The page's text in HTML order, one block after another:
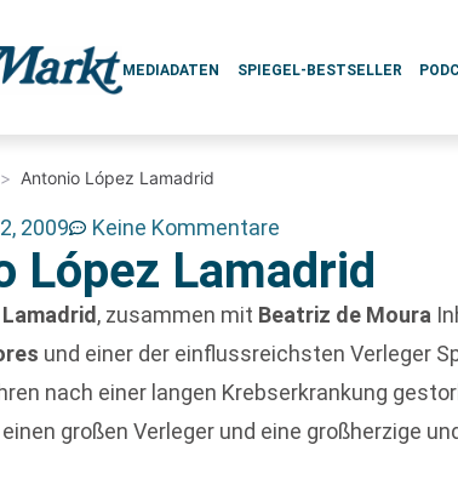
MEDIADATEN SPIEGEL-BESTSELLER
> Antonio López Lamadrid
2009 Keine Kommentare
López Lamadrid
, zusammen mit Beatriz de Moura
und einer der einflussreichsten Verleger
nach einer langen Krebserkrankung
großen Verleger und eine großherzige